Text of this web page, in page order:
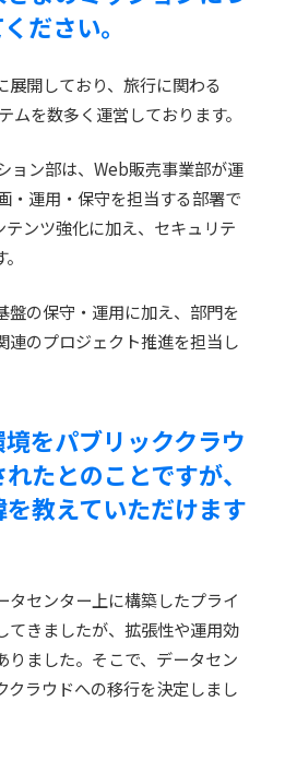
ださい。
展開しており、旅行に関わる
を数多く運営しております。
ョン部は、Web販売事業部が運
・運用・保守を担当する部署で
ンツ強化に加え、セキュリテ
盤の保守・運用に加え、部門を
連のプロジェクト推進を担当し
をパブリッククラウ
たとのことですが、
教えていただけます
タセンター上に構築したプライ
てきましたが、拡張性や運用効
りました。そこで、データセン
クラウドへの移行を決定しまし